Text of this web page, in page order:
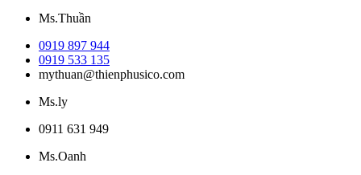
Ms.Thuần
0919 897 944
0919 533 135
mythuan@thienphusico.com
Ms.ly
0911 631 949
Ms.Oanh